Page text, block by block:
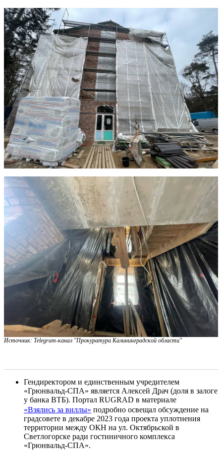
Источник: Telegram-канал "Прокуратура Калининградской области"
Гендиректором и единственным учредителем
«Грюнвальд-СПА» является Алексей Драч (доля в залоге
у банка ВТБ). Портал RUGRAD в материале
«Взялись за виллы» подробно освещал обсуждение на
градсовете в декабре 2023 года проекта уплотнения
территории между ОКН на ул. Октябрьской в
Светлогорске ради гостиничного комплекса
«Грюнвальд-СПА».